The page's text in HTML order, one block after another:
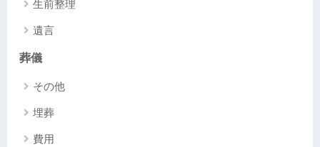
生前整理
遺言
葬儀
その他
埋葬
費用